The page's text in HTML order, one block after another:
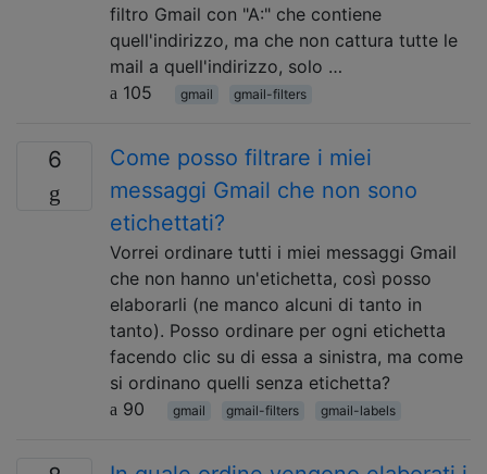
filtro Gmail con "A:" che contiene
quell'indirizzo, ma che non cattura tutte le
mail a quell'indirizzo, solo …
105
gmail gmail-filters
6
Come posso filtrare i miei
messaggi Gmail che non sono
etichettati?
Vorrei ordinare tutti i miei messaggi Gmail
che non hanno un'etichetta, così posso
elaborarli (ne manco alcuni di tanto in
tanto). Posso ordinare per ogni etichetta
facendo clic su di essa a sinistra, ma come
si ordinano quelli senza etichetta?
90
gmail gmail-filters gmail-labels